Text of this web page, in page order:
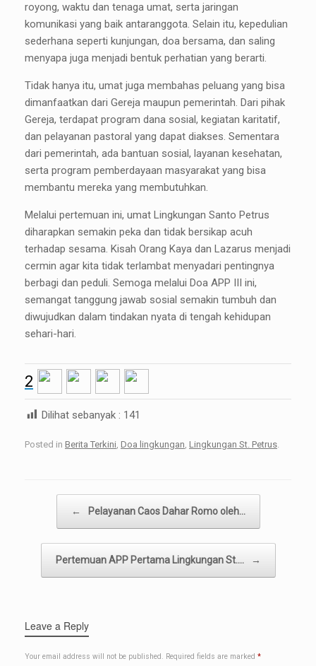
royong, waktu dan tenaga umat, serta jaringan
komunikasi yang baik antaranggota. Selain itu, kepedulian
sederhana seperti kunjungan, doa bersama, dan saling
menyapa juga menjadi bentuk perhatian yang berarti.
Tidak hanya itu, umat juga membahas peluang yang bisa
dimanfaatkan dari Gereja maupun pemerintah. Dari pihak
Gereja, terdapat program dana sosial, kegiatan karitatif,
dan pelayanan pastoral yang dapat diakses. Sementara
dari pemerintah, ada bantuan sosial, layanan kesehatan,
serta program pemberdayaan masyarakat yang bisa
membantu mereka yang membutuhkan.
Melalui pertemuan ini, umat Lingkungan Santo Petrus
diharapkan semakin peka dan tidak bersikap acuh
terhadap sesama. Kisah Orang Kaya dan Lazarus menjadi
cermin agar kita tidak terlambat menyadari pentingnya
berbagi dan peduli. Semoga melalui Doa APP III ini,
semangat tanggung jawab sosial semakin tumbuh dan
diwujudkan dalam tindakan nyata di tengah kehidupan
sehari-hari.
2
Dilihat sebanyak : 141
Posted in Berita Terkini Doa lingkungan Lingkungan St. Petrus
← Pelayanan Caos Dahar Romo oleh…
Pertemuan APP Pertama Lingkungan St.… →
Leave a Reply
Your email address will not be published. Required fields are marked *